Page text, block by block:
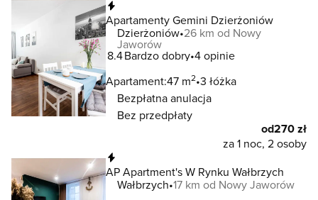
Apartamenty Gemini Dzierżoniów
Dzierżoniów 26 km od Nowy
Jaworów
8.4Bardzo dobry 4 opinie
Apartament:47 m2 3 łóżka
Bezpłatna anulacja
Bez przedpłaty
od270 zł
za 1 noc, 2 osoby
AP Apartment's W Rynku Wałbrzych
Wałbrzych 17 km od Nowy Jaworów